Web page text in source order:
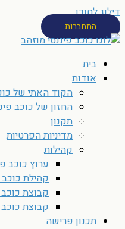
דילוג לתוכן
התחברות
בית
אודות
הקוד האתי של
החזון של כוכב
תקנון
מדיניות הפרטיות
קהילות
ערוץ כוכב
קהילת כוכב
קבוצת
קבוצת
תכנון פרישה